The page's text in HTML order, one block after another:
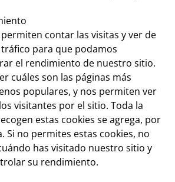
contar las visitas y ver de
para que podamos
el rendimiento de nuestro sitio.
cuáles son las páginas más
populares, y nos permiten ver
visitantes por el sitio. Toda la
estas cookies se agrega, por
Si no permites estas cookies, no
has visitado nuestro sitio y
su rendimiento.